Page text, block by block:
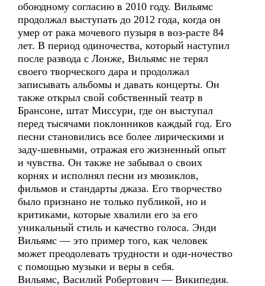
обоюдному согласию в 2010 году. Вильямс
продолжал выступать до 2012 года, когда он
умер от рака мочевого пузыря в воз-расте 84
лет. В период одиночества, который наступил
после развода с Лонже, Вильямс не терял
своего творческого дара и продолжал
записывать альбомы и давать концерты. Он
также открыл свой собственный театр в
Брансоне, штат Миссури, где он выступал
перед тысячами поклонников каждый год. Его
песни становились все более лирическими и
заду-шевными, отражая его жизненный опыт
и чувства. Он также не забывал о своих
корнях и исполнял песни из мюзиклов,
фильмов и стандарты джаза. Его творчество
было признано не только публикой, но и
критиками, которые хвалили его за его
уникальный стиль и качество голоса. Энди
Вильямс — это пример того, как человек
может преодолевать трудности и оди-ночество
с помощью музыки и веры в себя.
Вильямс, Василий Робертович — Википедия.